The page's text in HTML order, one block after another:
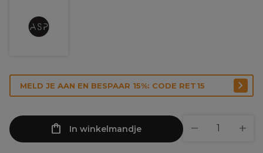
MELD JE AAN EN BESPAAR 15%: CODE RET15
In winkelmandje